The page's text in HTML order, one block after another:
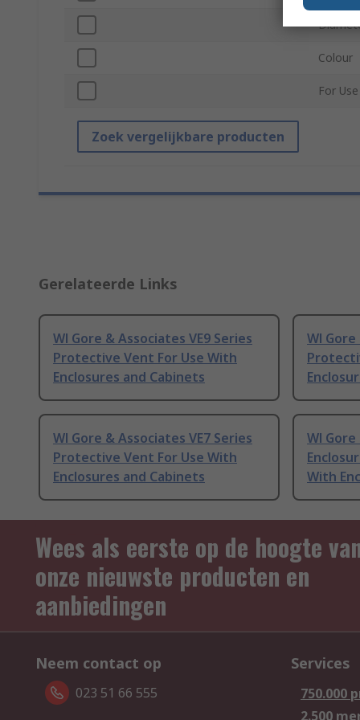
Colour
For
Zoek vergelijkbare producten
Gerelateerde Links
Wl Gore & Associates VE9 Series
Protective Vent For Use With
Enclosures and Cabinets
Wl Gore
Wl Gore & Associates VE7 Series
Protective Vent For Use With
Enclosures and Cabinets
Wl Gore
With
Wees als eerste op de hoogte
onze nieuwste producten en
aanbiedingen
Neem contact op
023 51 66 555
Services
750.000
2.500